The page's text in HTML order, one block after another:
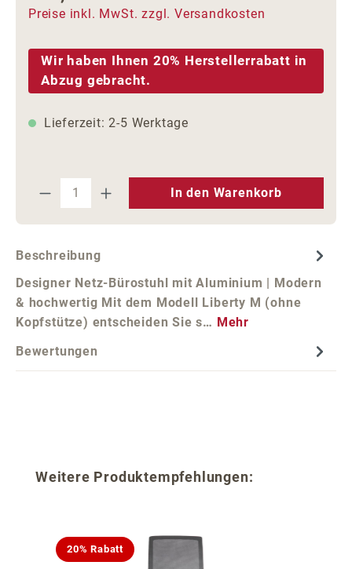
Preise inkl. MwSt. zzgl. Versandkosten
Wir haben Ihnen 20% Herstellerrabatt in
Abzug gebracht.
Lieferzeit: 2-5 Werktage
Produkt Anzahl: Gib den
In den Warenkorb
Beschreibung
Designer Netz-Bürostuhl mit Aluminium | Modern
& hochwertig Mit dem Modell Liberty M (ohne
Kopfstütze) entscheiden Sie s… Mehr
Bewertungen
Produktgalerie überspringen
Weitere Produktempfehlungen:
20% Rabatt